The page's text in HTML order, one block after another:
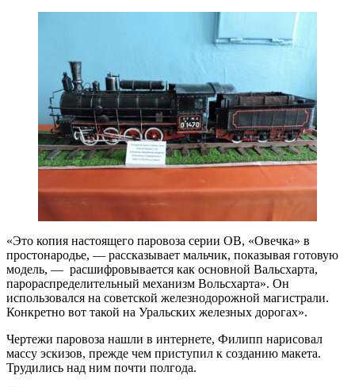
«Это копия настоящего паровоза серии ОВ, «Овечка» в
простонародье, — рассказывает мальчик, показывая готовую
модель, — расшифровывается как основной Вальсхарта,
парораспределительный механизм Вольсхарта». Он
использовался на советской железнодорожной магистрали.
Конкретно вот такой на Уральских железных дорогах».
Чертежи паровоза нашли в интернете, Филипп нарисовал
массу эскизов, прежде чем приступил к созданию макета.
Трудились над ним почти полгода.